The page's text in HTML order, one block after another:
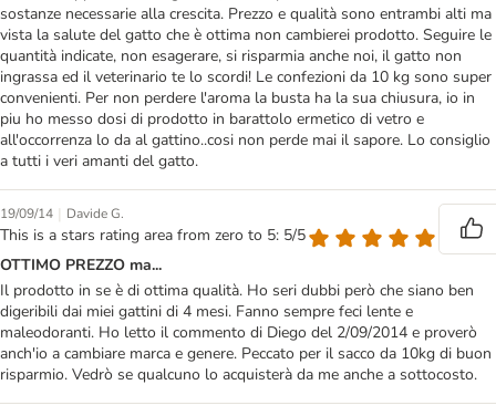
sostanze necessarie alla crescita. Prezzo e qualità sono entrambi alti ma
vista la salute del gatto che è ottima non cambierei prodotto. Seguire le
quantità indicate, non esagerare, si risparmia anche noi, il gatto non
ingrassa ed il veterinario te lo scordi! Le confezioni da 10 kg sono super
convenienti. Per non perdere l'aroma la busta ha la sua chiusura, io in
piu ho messo dosi di prodotto in barattolo ermetico di vetro e
all'occorrenza lo da al gattino..cosi non perde mai il sapore. Lo consiglio
a tutti i veri amanti del gatto.
19/09/14 | Davide G.
This is a stars rating area from zero to 5: 5/5
OTTIMO PREZZO ma...
Il prodotto in se è di ottima qualità. Ho seri dubbi però che siano ben
digeribili dai miei gattini di 4 mesi. Fanno sempre feci lente e
maleodoranti. Ho letto il commento di Diego del 2/09/2014 e proverò
anch'io a cambiare marca e genere. Peccato per il sacco da 10kg di buon
risparmio. Vedrò se qualcuno lo acquisterà da me anche a sottocosto.